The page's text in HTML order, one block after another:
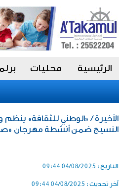
الرئيسية محليات
الأخيرة / «الوطني للثقافة»
النسيج ضمن أنشطة مهرجان «صيفي
التاريخ : 04/08/2025 09:44
آخر تحديث : 04/08/2025 09:44